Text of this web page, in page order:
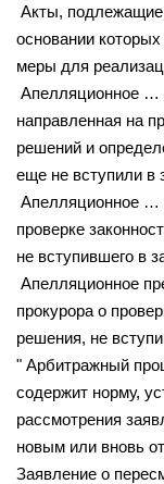
Акты,
основании
меры для
Апелляционное …
направленная на
решений и
еще не вступили в
Апелляционное …
проверке
не вступившего в
Апелляционное
прокурора о
решения, не
" Арбитражный
содержит норму,
рассмотрения
новым или вновь
Заявление о